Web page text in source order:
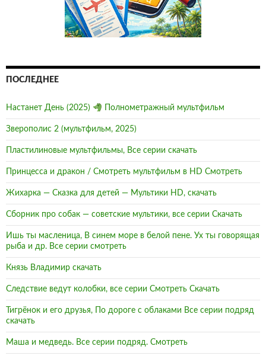
ПОСЛЕДНЕЕ
Настанет День (2025) Полнометражный мультфильм
Зверополис 2 (мультфильм, 2025)
Пластилиновые мультфильмы, Все серии скачать
Принцесса и дракон / Смотреть мультфильм в HD Смотреть
Жихарка — Сказка для детей — Мультики HD, скачать
Сборник про собак — советские мультики, все серии Скачать
Ишь ты масленица, В синем море в белой пене. Ух ты говорящая
рыба и др. Все серии смотреть
Князь Владимир скачать
Следствие ведут колобки, все серии Смотреть Скачать
Тигрёнок и его друзья, По дороге с облаками Все серии подряд
скачать
Маша и медведь. Все серии подряд. Смотреть